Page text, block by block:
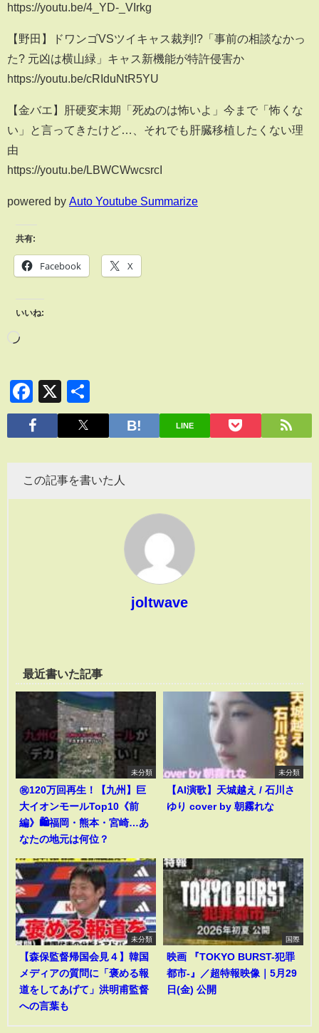
https://youtu.be/4_YD-_VIrkg
【野田】ドワンゴVSツイキャス裁判!?「事前の相談なかっ
た? 元凶は横山緑」キャス新機能が特許侵害か
https://youtu.be/cRIduNtR5YU
【金バエ】肝硬変末期「死ぬのは怖いよ」今まで「怖くな
い」と言ってきたけど…、それでも肝臓移植したくない理
由
https://youtu.be/LBWCWwcsrcI
powered by Auto Youtube Summarize
共有:
Facebook X
いいね:
Facebook
X
有
LINE
この記事を書いた人
joltwave
最近書いた記事
未分類
㊗️120万回再生！【九州】巨
大イオンモールTop10《前
編》🛍️福岡・熊本・宮崎…あ
なたの地元は何位？
未分類
【AI演歌】天城越え / 石川さ
ゆり cover by 朝霧れな
未分類
【森保監督帰国会見４】韓国
メディアの質問に「褒める報
道をしてあげて」洪明甫監督
への言葉も
国際
映画 『TOKYO BURST-犯罪
都市-』／超特報映像｜5月29
日(金) 公開